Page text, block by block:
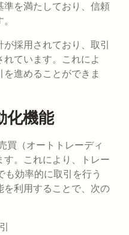
準を満たしており、信頼
採用されており、取引
ています。これによ
進めることができま
化機能
買（オートトレーディ
す。これにより、トレー
も効率的に取引を行う
を利用することで、次の